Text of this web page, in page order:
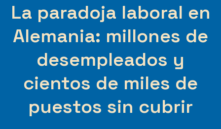
La paradoja laboral en
Alemania: millones de
desempleados y
cientos de miles de
puestos sin cubrir